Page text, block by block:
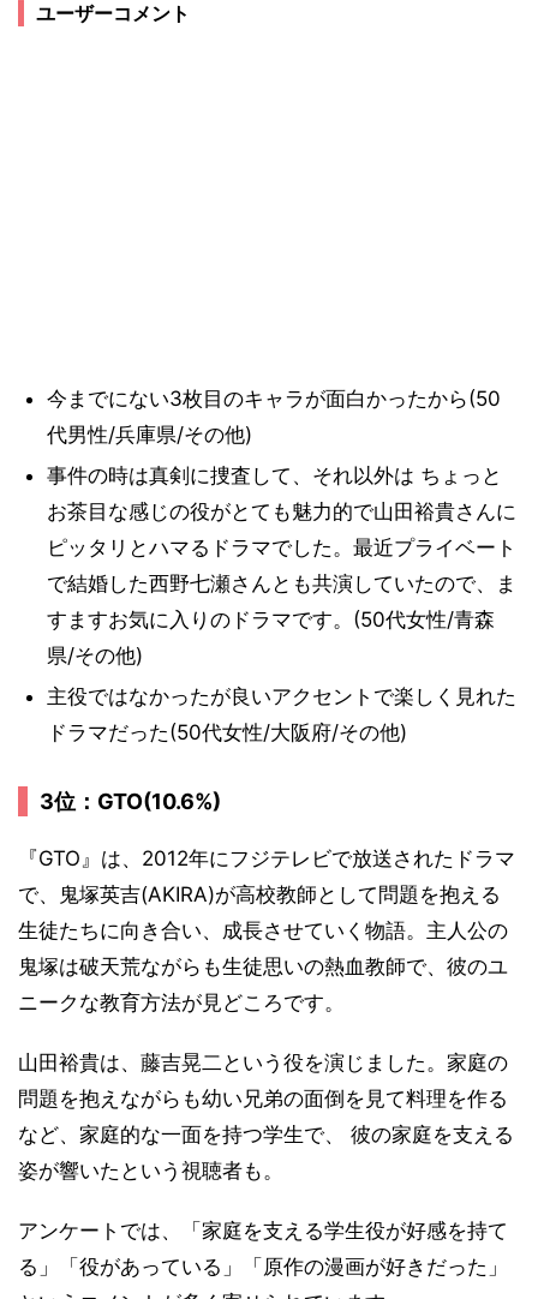
ユーザーコメント
今までにない3枚目のキャラが面白かったから(50
代男性/兵庫県/その他)
事件の時は真剣に捜査して、それ以外は ちょっと
お茶目な感じの役がとても魅力的で山田裕貴さんに
ピッタリとハマるドラマでした。最近プライベート
で結婚した西野七瀬さんとも共演していたので、ま
すますお気に入りのドラマです。(50代女性/青森
県/その他)
主役ではなかったが良いアクセントで楽しく見れた
ドラマだった(50代女性/大阪府/その他)
3位：GTO(10.6%)
『GTO』は、2012年にフジテレビで放送されたドラマ
で、鬼塚英吉(AKIRA)が高校教師として問題を抱える
生徒たちに向き合い、成長させていく物語。主人公の
鬼塚は破天荒ながらも生徒思いの熱血教師で、彼のユ
ニークな教育方法が見どころです。
山田裕貴は、藤吉晃二という役を演じました。家庭の
問題を抱えながらも幼い兄弟の面倒を見て料理を作る
など、家庭的な一面を持つ学生で、 彼の家庭を支える
姿が響いたという視聴者も。
アンケートでは、「家庭を支える学生役が好感を持て
る」「役があっている」「原作の漫画が好きだった」